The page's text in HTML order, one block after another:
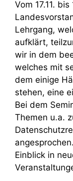
Vom 17.11.
Lehrgang,
aufklärt,
wir in dem
welches mit
dem einige
stehen, eine
Bei dem
Themen u.a.
Einblick in